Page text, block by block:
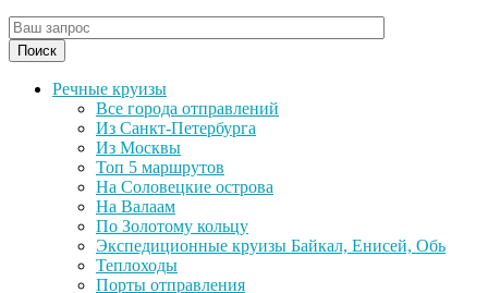
Поиск
Речные круизы
Все города отправлений
Из Санкт-Петербурга
Из Москвы
Топ 5 маршрутов
На Соловецкие острова
На Валаам
По Золотому кольцу
Экспедиционные круизы Байкал, Енисей, Обь
Теплоходы
Порты отправления